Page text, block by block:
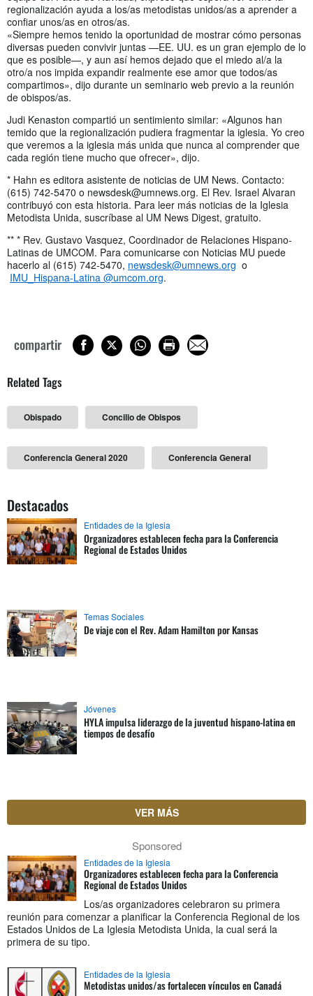
regionalización ayuda a los/as metodistas unidos/as a aprender a
confiar unos/as en otros/as.
«Siempre hemos tenido la oportunidad de mostrar cómo personas
diversas pueden convivir juntas —EE. UU. es un gran ejemplo de lo
que es posible—, y aun así hemos dejado que el miedo al/a la
otro/a nos impida expandir realmente ese amor que todos/as
compartimos», dijo durante un seminario web previo a la reunión
de obispos/as.
Judi Kenaston compartió un sentimiento similar: «Algunos han
temido que la regionalización pudiera fragmentar la iglesia. Yo creo
que veremos a la iglesia más unida que nunca al comprender que
cada región tiene mucho que ofrecer», dijo.
* Hahn es editora asistente de noticias de UM News. Contacto:
(615) 742-5470 o newsdesk@umnews.org. El Rev. Israel Alvaran
contribuyó con esta historia. Para leer más noticias de la Iglesia
Metodista Unida, suscríbase al UM News Digest, gratuito.
** * Rev. Gustavo Vasquez, Coordinador de Relaciones Hispano-
Latinas de UMCOM. Para comunicarse con Noticias MU puede
hacerlo al (615) 742-5470, newsdesk@umnews.org o
IMU_Hispana-Latina @umcom.org.
compartir
Related Tags
Obispado Concilio de Obispos
Conferencia General 2020 Conferencia General
Destacados
Entidades de la Iglesia
Organizadores establecen fecha para la Conferencia
Regional de Estados Unidos
Temas Sociales
De viaje con el Rev. Adam Hamilton por Kansas
Jóvenes
HYLA impulsa liderazgo de la juventud hispano-latina en
tiempos de desafío
VER MÁS
Sponsored
Entidades de la Iglesia
Organizadores establecen fecha para la Conferencia
Regional de Estados Unidos
Los/as organizadores celebraron su primera
reunión para comenzar a planificar la Conferencia Regional de los
Estados Unidos de La Iglesia Metodista Unida, la cual será la
primera de su tipo.
Entidades de la Iglesia
Metodistas unidos/as fortalecen vínculos en Canadá